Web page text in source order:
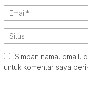
Simpan nama, email,
untuk komentar saya